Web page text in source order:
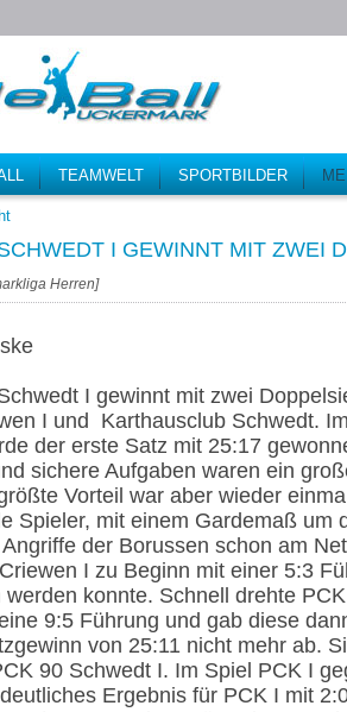
TEAMWELT SPORTBILDER
I GEWINNT MIT ZWEI
Herren]
I gewinnt mit zwei
I und Karthausclub Schwedt.
der erste Satz mit 25:17
sichere Aufgaben waren ein
Vorteil war aber wieder
Spieler, mit einem Gardemaß um
der Borussen schon am
I zu Beginn mit einer 5:3
werden konnte. Schnell drehte
9:5 Führung und gab diese
von 25:11 nicht mehr ab.
90 Schwedt I. Im Spiel PCK I
Ergebnis für PCK I mit